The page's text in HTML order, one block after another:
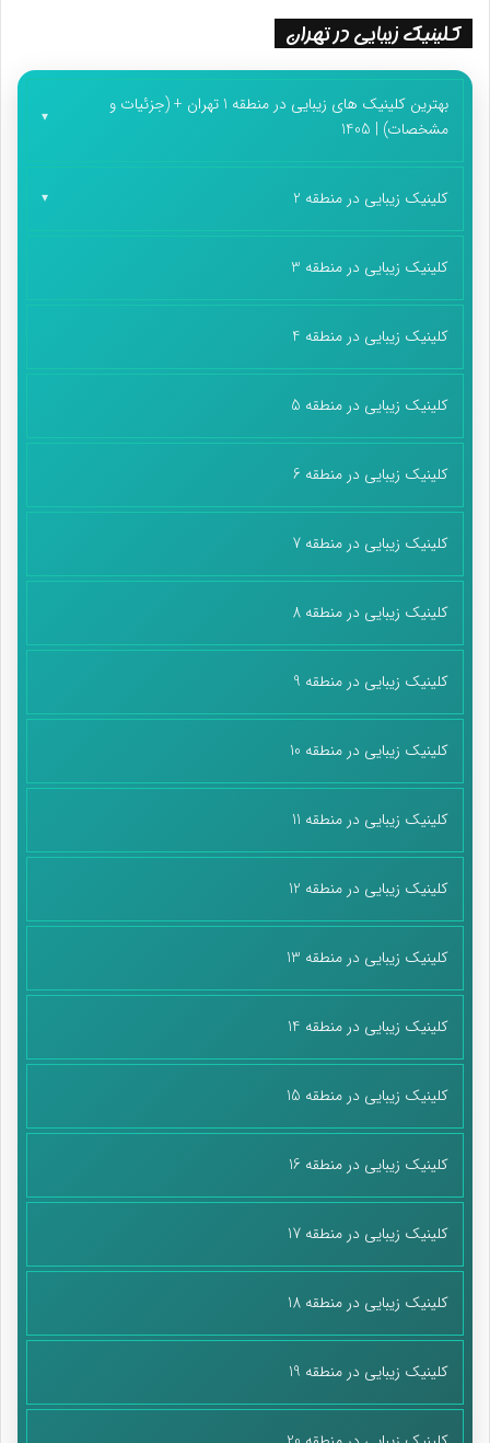
کلینیک زیبایی در تهران
بهترین کلینیک های زیبایی در منطقه 1 تهران + (جزئیات و
مشخصات) | 1405
کلینیک زیبایی در منطقه 2
کلینیک زیبایی در منطقه 3
کلینیک زیبایی در منطقه 4
کلینیک زیبایی در منطقه 5
کلینیک زیبایی در منطقه 6
کلینیک زیبایی در منطقه 7
کلینیک زیبایی در منطقه 8
کلینیک زیبایی در منطقه 9
کلینیک زیبایی در منطقه 10
کلینیک زیبایی در منطقه 11
کلینیک زیبایی در منطقه 12
کلینیک زیبایی در منطقه 13
کلینیک زیبایی در منطقه 14
کلینیک زیبایی در منطقه 15
کلینیک زیبایی در منطقه 16
کلینیک زیبایی در منطقه 17
کلینیک زیبایی در منطقه 18
کلینیک زیبایی در منطقه 19